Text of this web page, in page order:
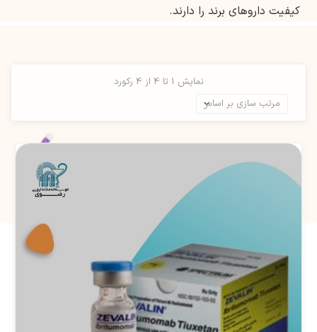
کیفیت داروهای برند را دارند.
نمایش 1 تا 4 از 4 رکورد